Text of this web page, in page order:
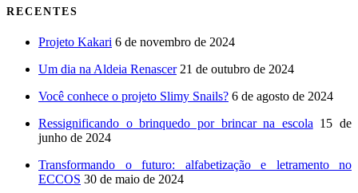
RECENTES
Projeto Kakari 6 de novembro de 2024
Um dia na Aldeia Renascer 21 de outubro de 2024
Você conhece o projeto Slimy Snails? 6 de agosto de 2024
Ressignificando o brinquedo por brincar na escola 15 de
junho de 2024
Transformando o futuro: alfabetização e letramento no
ECCOS 30 de maio de 2024